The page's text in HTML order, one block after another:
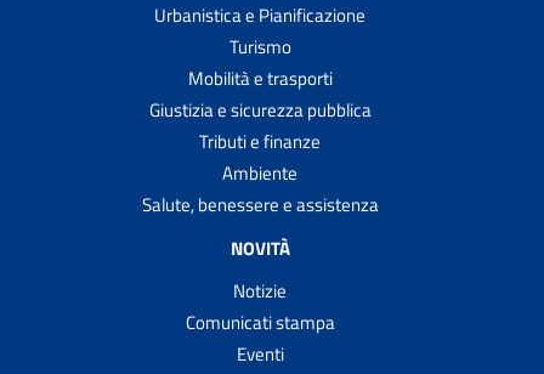
Urbanistica e Pianificazione
Turismo
Mobilità e trasporti
Giustizia e sicurezza pubblica
Tributi e finanze
Ambiente
Salute, benessere e assistenza
NOVITÀ
Notizie
Comunicati stampa
Eventi